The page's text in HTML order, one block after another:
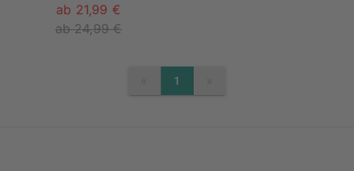
ab 21,99 €
ab 24,99 €
PREVIOUS
1